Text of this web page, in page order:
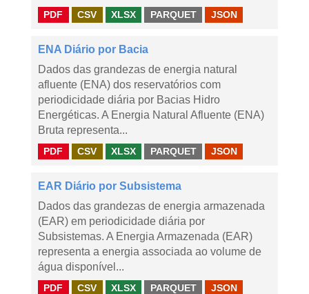
PDF CSV XLSX PARQUET JSON
ENA Diário por Bacia
Dados das grandezas de energia natural
afluente (ENA) dos reservatórios com
periodicidade diária por Bacias Hidro
Energéticas. A Energia Natural Afluente (ENA)
Bruta representa...
PDF CSV XLSX PARQUET JSON
EAR Diário por Subsistema
Dados das grandezas de energia armazenada
(EAR) em periodicidade diária por
Subsistemas. A Energia Armazenada (EAR)
representa a energia associada ao volume de
água disponível...
PDF CSV XLSX PARQUET JSON